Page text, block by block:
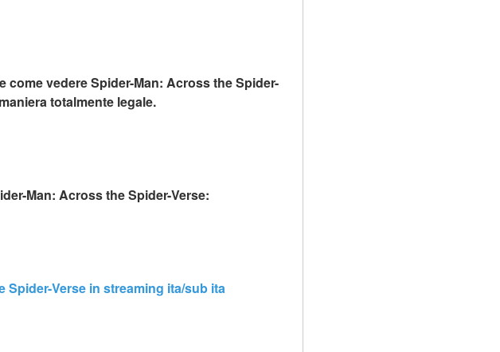
vedere Spider-Man: Across the Spider-
totalmente legale.
Man: Across the Spider-Verse:
Verse in streaming ita/sub ita